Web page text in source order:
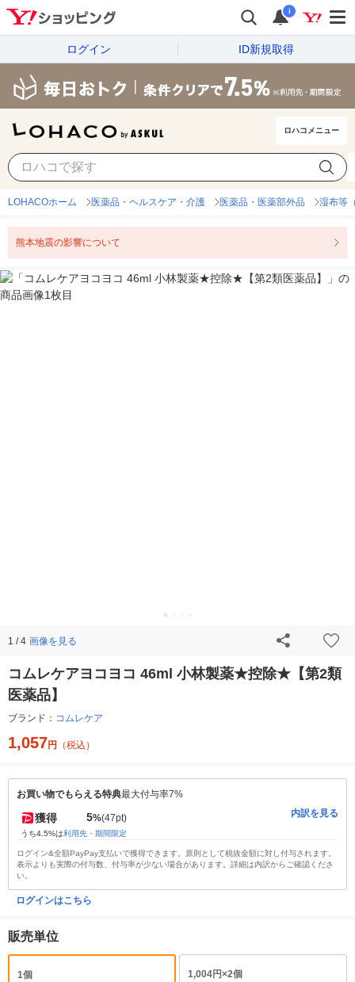
i
ログイン ID新規取得
ロハコメニュー
LOHACOホーム 医薬品・ヘルスケア・介護 医薬品・医薬部外品 湿布等
熊本地震の影響について
1 / 4 画像を見る
コムレケアヨコヨコ 46ml 小林製薬★控除★【第2類
医薬品】
ブランド： コムレケア
1,057円 （税込）
お買い物でもらえる特典最大付与率7%
獲得 5%(47pt)
うち4.5%は利用先・期間限定
内訳を見る
ログイン&全額PayPay支払いで獲得できます。原則として税抜金額に対し付与されます。
表示よりも実際の付与数、付与率が少ない場合があります。詳細は内訳からご確認くださ
い。
ログインはこちら
販売単位
1個
1,004円×2個